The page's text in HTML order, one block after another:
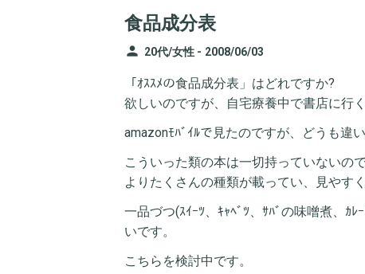
食品成分表
person 20代/女性 - 2008/06/03
「ｵｽｽﾒの食品成分表」はどれですか?
欲しいのですが、自宅療養中で書店に行
amazonﾓﾊﾞｲﾙで見たのですが、どうも違
こういった類の本は一切持っていないの
よりたくさんの種類が載ってい、見やす
一品づつ(ｽｲｰﾂ、ｷｬﾍﾞﾂ、ｻﾊﾞの味噌煮、ｶ
いです。
こちらを検討中です。